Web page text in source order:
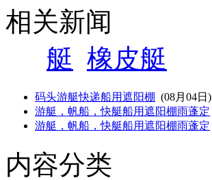
相关新闻
艇 橡皮艇
码头游艇快递船用遮阳棚 (08月04日)
游艇，帆船，快艇船用遮阳棚雨蓬定
游艇，帆船，快艇船用遮阳棚雨蓬定
内容分类